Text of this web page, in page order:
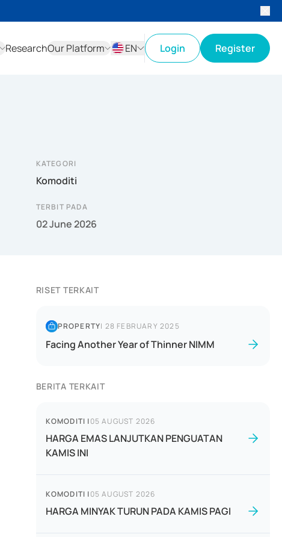
ResearchOur Platform
EN
Login Register
KATEGORI
Komoditi
TERBIT PADA
02 June 2026
RISET TERKAIT
PROPERTY| 28 FEBRUARY 2025
Facing Another Year of Thinner NIMM
BERITA TERKAIT
KOMODITI |05 AUGUST 2026
HARGA EMAS LANJUTKAN PENGUATAN
KAMIS INI
KOMODITI |05 AUGUST 2026
HARGA MINYAK TURUN PADA KAMIS PAGI